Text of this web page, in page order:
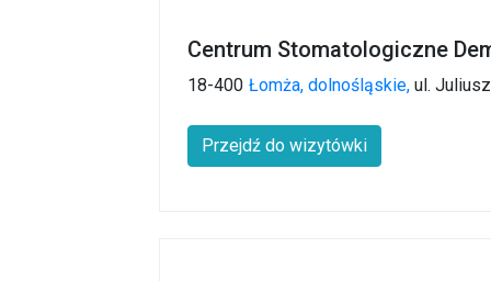
Centrum Stomatologiczne
18-400 Łomża, dolnośląskie, ul.
Przejdź do wizytówki